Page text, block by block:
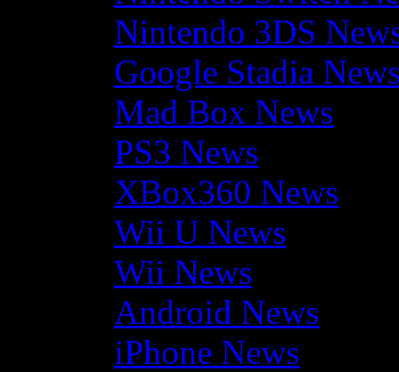
Nintendo 3DS
Google Stadia
Mad Box News
PS3 News
XBox360 News
Wii U News
Wii News
Android News
iPhone News